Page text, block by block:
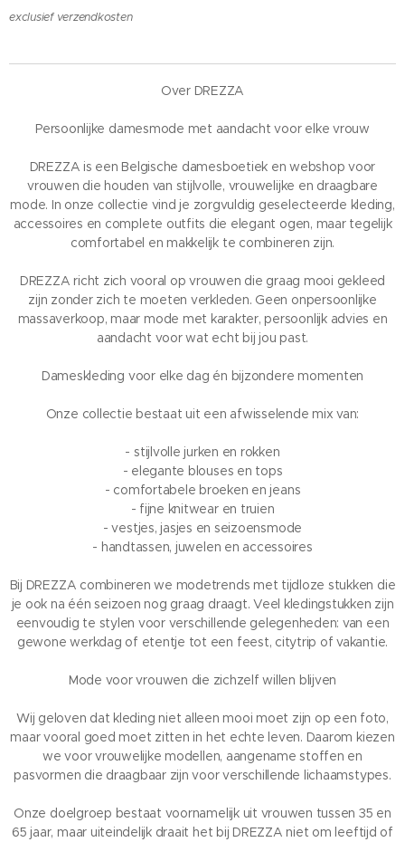
exclusief verzendkosten
Over DREZZA
Persoonlijke damesmode met aandacht voor elke vrouw
DREZZA is een Belgische damesboetiek en webshop voor
vrouwen die houden van stijlvolle, vrouwelijke en draagbare
mode. In onze collectie vind je zorgvuldig geselecteerde kleding,
accessoires en complete outfits die elegant ogen, maar tegelijk
comfortabel en makkelijk te combineren zijn.
DREZZA richt zich vooral op vrouwen die graag mooi gekleed
zijn zonder zich te moeten verkleden. Geen onpersoonlijke
massaverkoop, maar mode met karakter, persoonlijk advies en
aandacht voor wat echt bij jou past.
Dameskleding voor elke dag én bijzondere momenten
Onze collectie bestaat uit een afwisselende mix van:
- stijlvolle jurken en rokken
- elegante blouses en tops
- comfortabele broeken en jeans
- fijne knitwear en truien
- vestjes, jasjes en seizoensmode
- handtassen, juwelen en accessoires
Bij DREZZA combineren we modetrends met tijdloze stukken die
je ook na één seizoen nog graag draagt. Veel kledingstukken zijn
eenvoudig te stylen voor verschillende gelegenheden: van een
gewone werkdag of etentje tot een feest, citytrip of vakantie.
Mode voor vrouwen die zichzelf willen blijven
Wij geloven dat kleding niet alleen mooi moet zijn op een foto,
maar vooral goed moet zitten in het echte leven. Daarom kiezen
we voor vrouwelijke modellen, aangename stoffen en
pasvormen die draagbaar zijn voor verschillende lichaamstypes.
Onze doelgroep bestaat voornamelijk uit vrouwen tussen 35 en
65 jaar, maar uiteindelijk draait het bij DREZZA niet om leeftijd of